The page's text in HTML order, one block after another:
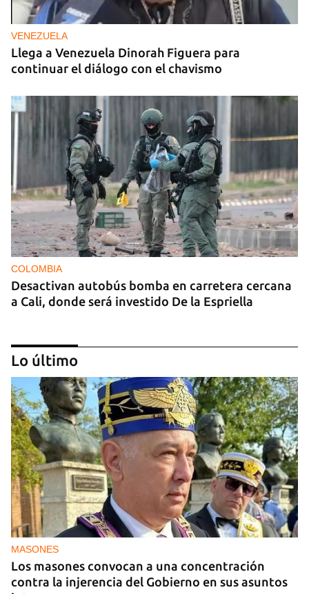
VENEZUELA
Llega a Venezuela Dinorah Figuera para
continuar el diálogo con el chavismo
COLOMBIA
Desactivan autobús bomba en carretera cercana
a Cali, donde será investido De la Espriella
MIAMI
La hija de un diplomático castrista expulsado de
EE UU en 2003 está bajo custodia del ICE
Lo último
MASONES
Los masones convocan a una concentración
contra la injerencia del Gobierno en sus asuntos